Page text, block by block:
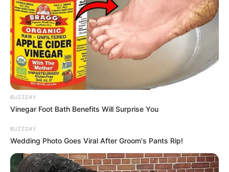
--ad5
📈 Reajuste previsto com base no salário mínimo
A previsão consta na proposta de Orçamento apresentada pelo
governo federal no final de agosto, queprojeta o mínimo em R$
1.631,00, conforme já publicado pelo JASB
. Como o piso dessas
categorias equivale a dois salários mínimos, ovalor deve passar
de R$ 3.036,00 para R$ 3.262,00
BUZZDAY
Vinegar Foot Bath Benefits Will Surprise You
BUZZDAY
Wedding Photo Goes Viral After Groom's Pants Rip!